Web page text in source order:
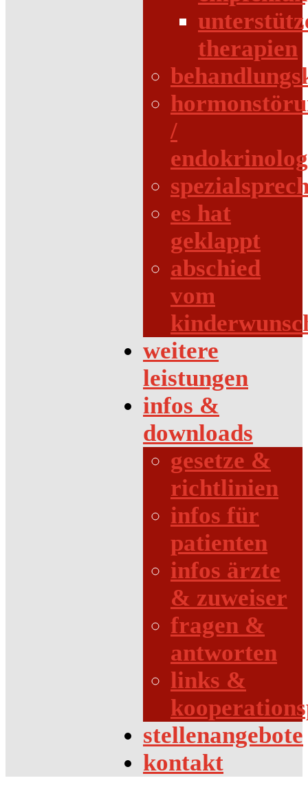
therapien
/
es hat
geklappt
abschied
vom
weitere
leistungen
infos &
downloads
gesetze &
richtlinien
infos für
patienten
infos ärzte
& zuweiser
fragen &
antworten
links &
stellenangebote
kontakt